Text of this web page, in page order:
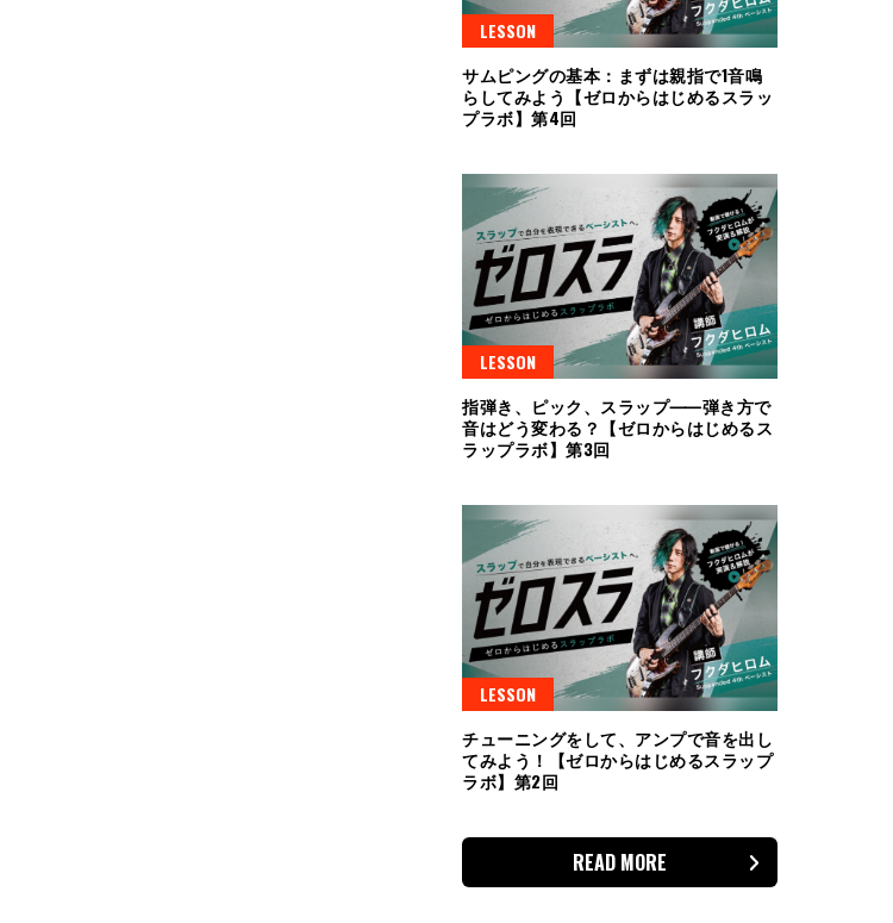
LESSON
サムピングの基本：まずは親指で1音鳴
らしてみよう【ゼロからはじめるスラッ
プラボ】第4回
LESSON
指弾き、ピック、スラップ⸺弾き方で
音はどう変わる？【ゼロからはじめるス
ラップラボ】第3回
LESSON
チューニングをして、アンプで音を出し
てみよう！【ゼロからはじめるスラップ
ラボ】第2回
READ MORE